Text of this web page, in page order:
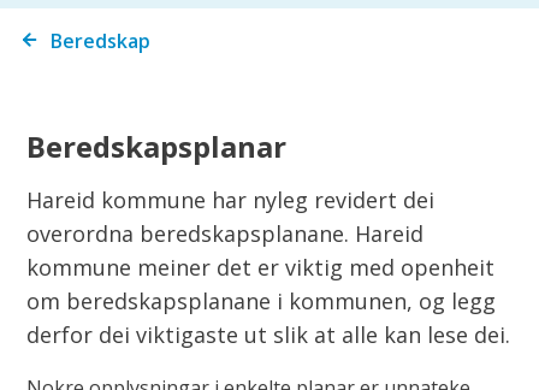
m
Du Beredskap
Beredskapsplanar
Hareid kommune har nyleg revidert dei
overordna beredskapsplanane. Hareid
kommune meiner det er viktig med openheit
om beredskapsplanane i kommunen, og legg
derfor dei viktigaste ut slik at alle kan lese dei.